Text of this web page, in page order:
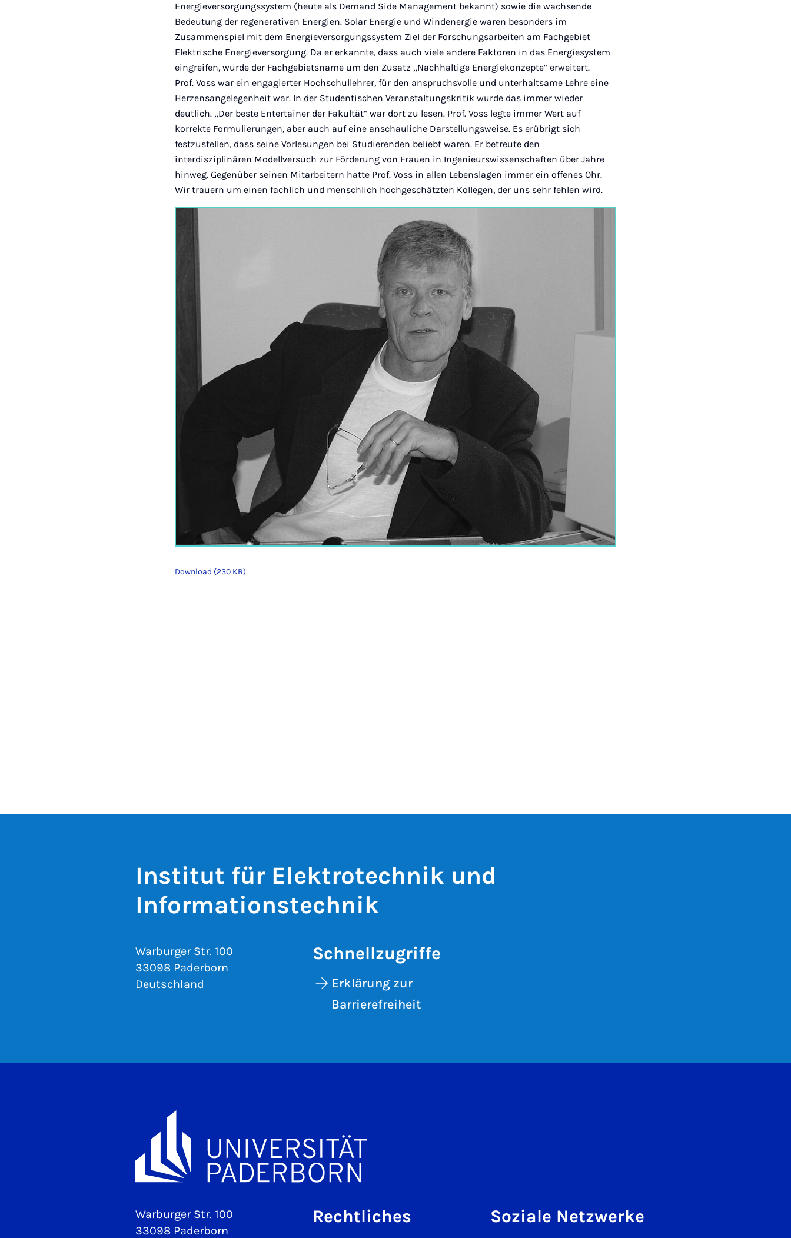
Energieversorgungssystem (heute als Demand Side Management bekannt) sowie die wachsende
Bedeutung der regenerativen Energien. Solar Energie und Windenergie waren besonders im
Zusammenspiel mit dem Energieversorgungssystem Ziel der Forschungsarbeiten am Fachgebiet
Elektrische Energieversorgung. Da er erkannte, dass auch viele andere Faktoren in das Energiesystem
eingreifen, wurde der Fachgebietsname um den Zusatz „Nachhaltige Energiekonzepte“ erweitert.
Prof. Voss war ein engagierter Hochschullehrer, für den anspruchsvolle und unterhaltsame Lehre eine
Herzensangelegenheit war. In der Studentischen Veranstaltungskritik wurde das immer wieder
deutlich. „Der beste Entertainer der Fakultät“ war dort zu lesen. Prof. Voss legte immer Wert auf
korrekte Formulierungen, aber auch auf eine anschauliche Darstellungsweise. Es erübrigt sich
festzustellen, dass seine Vorlesungen bei Studierenden beliebt waren. Er betreute den
interdisziplinären Modellversuch zur Förderung von Frauen in Ingenieurswissenschaften über Jahre
hinweg. Gegenüber seinen Mitarbeitern hatte Prof. Voss in allen Lebenslagen immer ein offenes Ohr.
Wir trauern um einen fachlich und menschlich hochgeschätzten Kollegen, der uns sehr fehlen wird.
Download (230 KB)
Institut für Elektrotechnik und
Informationstechnik
Warburger Str. 100
33098 Paderborn
Deutschland
Schnellzugriffe
Erklärung zur
Barrierefreiheit
Warburger Str. 100
33098 Paderborn
Rechtliches Soziale Netzwerke